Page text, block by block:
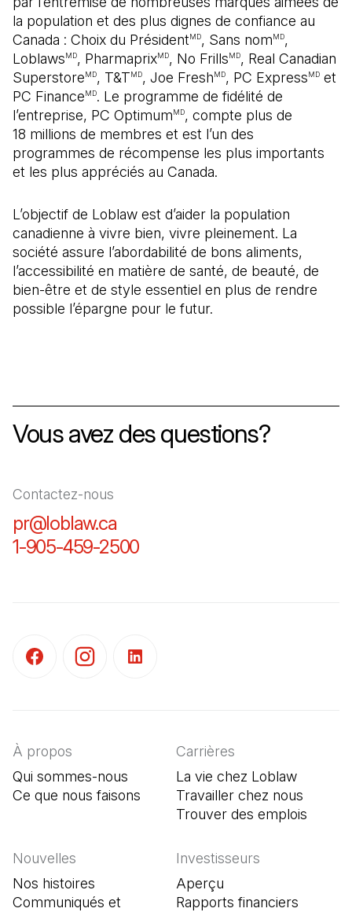
la population et des plus dignes de confiance au
Canada : Choix du PrésidentMD, Sans nomMD,
LoblawsMD, PharmaprixMD, No FrillsMD, Real Canadian
SuperstoreMD, T&TMD, Joe FreshMD, PC ExpressMD et
PC FinanceMD. Le programme de fidélité de
l’entreprise, PC OptimumMD, compte plus de
18 millions de membres et est l’un des
programmes de récompense les plus importants
et les plus appréciés au Canada.
L’objectif de Loblaw est d’aider la population
canadienne à vivre bien, vivre pleinement. La
société assure l’abordabilité de bons aliments,
l’accessibilité en matière de santé, de beauté, de
bien-être et de style essentiel en plus de rendre
possible l’épargne pour le futur.
Vous avez des questions?
Contactez-nous
pr@loblaw.ca
1-905-459-2500
À propos
Qui sommes-nous
Ce que nous faisons
Carrières
La vie chez Loblaw
Travailler chez nous
Trouver des emplois
Nouvelles
Nos histoires
Communiqués et
Investisseurs
Aperçu
Rapports financiers